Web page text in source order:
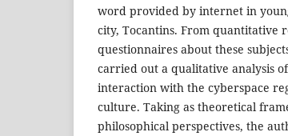
word provided by internet in
city, Tocantins. From quantitative
questionnaires about these
carried out a qualitative analysis
interaction with the cyberspace
culture. Taking as theoretical
philosophical perspectives, the